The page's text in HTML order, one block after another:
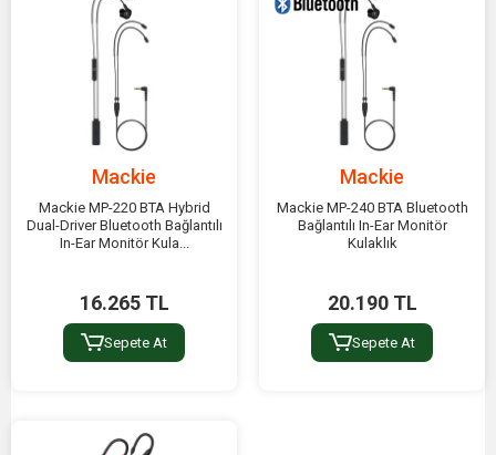
Mackie
Mackie MP-220 BTA Hybrid
Dual-Driver Bluetooth Bağlantılı
In-Ear Monitör Kula...
16.265 TL
Sepete At
Mackie
Mackie MP-240 BTA Bluetooth
Bağlantılı In-Ear Monitör
Kulaklık
20.190 TL
Sepete At